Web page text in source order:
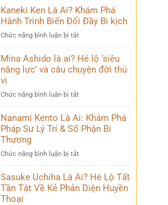
nhất
khiến
đồng
bàn
tán
Tsugikuni
là
Chân
kiếm
sĩ
và
bí
ẩn
Kaneki Ken Là Ai? Khám Phá
Hành Trình Biến Đổi Đầy Bi kịch
Chức năng bình luận bị tắt
Ken
Ai?
Phá
Trình
Biến
Bi
Mina Ashido là ai? Hé lộ ‘siêu
năng lực’ và câu chuyện đời thú
vị
Chức năng bình luận bị tắt
Ashido
là
lộ
năng
lực’
Nanami Kento Là Ai: Khám Phá
Pháp Sư Lý Trí & Số Phận Bi
Thương
Chức năng bình luận bị tắt
Kento
Là
Sasuke Uchiha Là Ai? Hé Lộ Tất
Tần Tật Về Kẻ Phản Diện Huyền
Thoại